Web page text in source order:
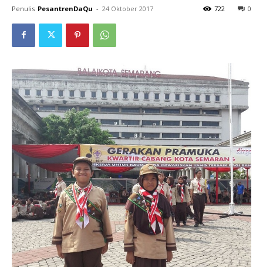
Penulis PesantrenDaQu - 24 Oktober 2017 0
722